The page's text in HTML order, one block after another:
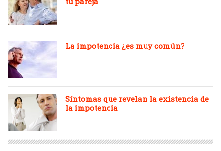
La impotencia ¿es muy común?
Síntomas que revelan la existencia de
la impotencia